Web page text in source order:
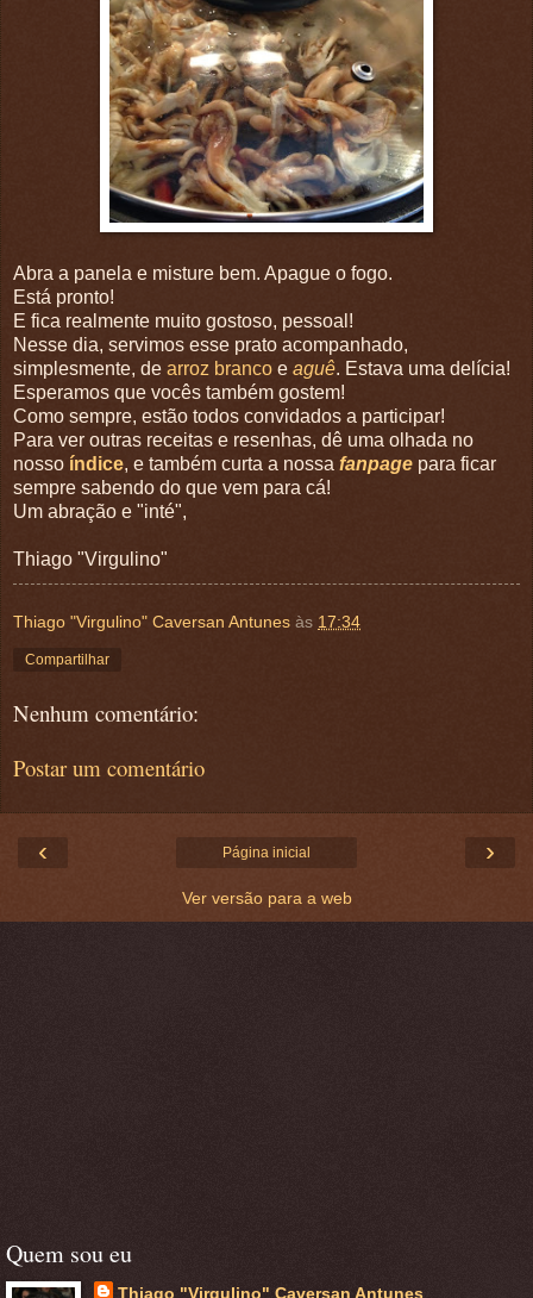
Abra a panela e misture bem. Apague o fogo.
Está pronto!
E fica realmente muito gostoso, pessoal!
Nesse dia, servimos esse prato acompanhado,
simplesmente, de arroz branco e aguê. Estava uma delícia!
Esperamos que vocês também gostem!
Como sempre, estão todos convidados a participar!
Para ver outras receitas e resenhas, dê uma olhada no
nosso índice, e também curta a nossa fanpage para ficar
sempre sabendo do que vem para cá!
Um abração e "inté",
Thiago "Virgulino"
Thiago "Virgulino" Caversan Antunes às 17:34
Compartilhar
Nenhum comentário:
Postar um comentário
‹ ›
Página inicial
Ver versão para a web
Quem sou eu
Thiago "Virgulino" Caversan Antunes